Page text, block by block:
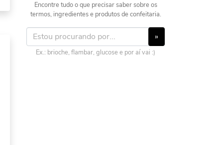
Encontre tudo o que precisar saber sobre os
termos, ingredientes e produtos de confeitaria.
»
Ex.: brioche, flambar, glucose e por aí vai :)